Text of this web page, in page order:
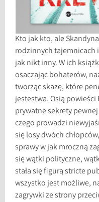
Kto jak kto, ale
rodzinnych tajemnicach
jak nikt inny. W ich
osaczając bohaterów,
tworząc skazę, które
jestestwa. Osią
prywatne sekrety
czego prowadzi
się losy dwóch
sprawy w jak mroczną
się wątki polityczne,
stała się figurą stricte
wszystko jest możliwe,
zagrywki ze strony